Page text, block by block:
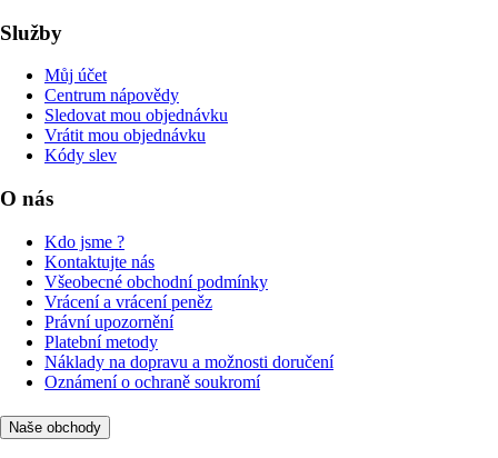
Služby
Můj účet
Centrum nápovědy
Sledovat mou objednávku
Vrátit mou objednávku
Kódy slev
O nás
Kdo jsme ?
Kontaktujte nás
Všeobecné obchodní podmínky
Vrácení a vrácení peněz
Právní upozornění
Platební metody
Náklady na dopravu a možnosti doručení
Oznámení o ochraně soukromí
Naše obchody